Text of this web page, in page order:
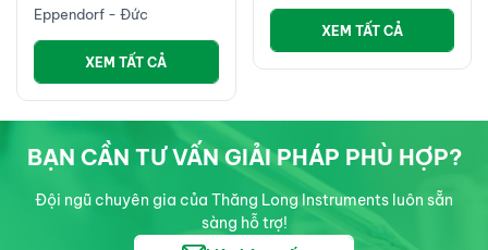
Eppendorf - Đức
XEM TẤT CẢ
XEM TẤT CẢ
BẠN CẦN TƯ VẤN GIẢI PHÁP PHÙ HỢP?
Đội ngũ chuyên gia của Thăng Long Instruments luôn sẵn
sàng hỗ trợ!